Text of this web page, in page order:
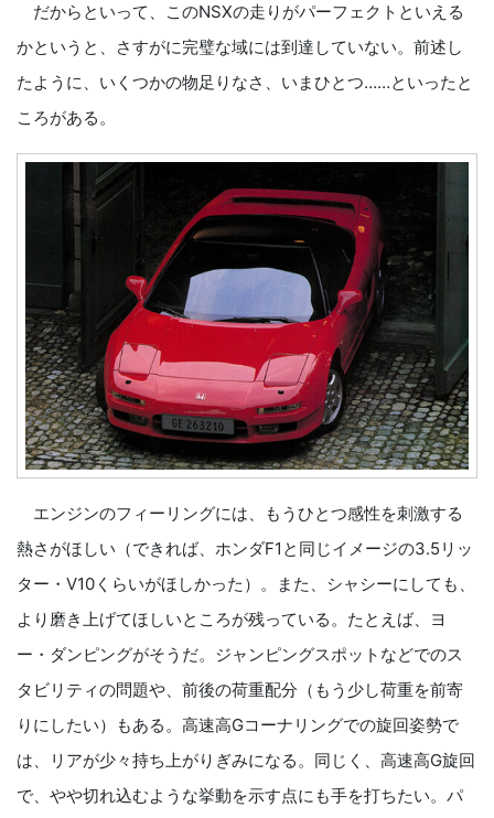
だからといって、このNSXの走りがパーフェクトといえる
かというと、さすがに完璧な域には到達していない。前述し
たように、いくつかの物足りなさ、いまひとつ……といったと
ころがある。
エンジンのフィーリングには、もうひとつ感性を刺激する
熱さがほしい（できれば、ホンダF1と同じイメージの3.5リッ
ター・V10くらいがほしかった）。また、シャシーにしても、
より磨き上げてほしいところが残っている。たとえば、ヨ
ー・ダンピングがそうだ。ジャンピングスポットなどでのス
タビリティの問題や、前後の荷重配分（もう少し荷重を前寄
りにしたい）もある。高速高Gコーナリングでの旋回姿勢で
は、リアが少々持ち上がりぎみになる。同じく、高速高G旋回
で、やや切れ込むような挙動を示す点にも手を打ちたい。パ